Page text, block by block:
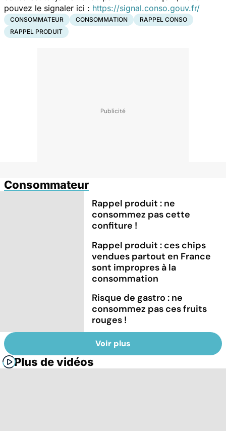
pouvez le signaler ici : https://signal.conso.gouv.fr/
CONSOMMATEUR CONSOMMATION
RAPPEL CONSO
RAPPEL PRODUIT
Consommateur
Rappel produit : ne
consommez pas cette
confiture !
Rappel produit : ces chips
vendues partout en France
sont impropres à la
consommation
Risque de gastro : ne
consommez pas ces fruits
rouges !
Voir plus
Plus de vidéos